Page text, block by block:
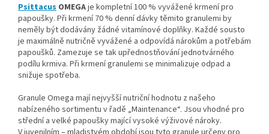
Psittacus OMEGAje kompletní 100 % vyvážené krmení pro
papoušky. Při krmení 70 % denní dávky těmito granulemi by
neměly být dodávány žádné vitamínové doplňky. Každé sousto
je maximálně nutričně vyvážené a odpovídá nárokům a potřebám
papoušků. Zamezuje se tak upřednostňování jednotvárného
podílu krmiva. Při krmení granulemi se minimalizuje odpad a
snižuje spotřeba.
Granule Omega mají nejvyšší nutriční hodnotu z našeho
nabízeného sortimentu v řadě „Maintenance“. Jsou vhodné pro
střední a velké papoušky mající vysoké výživové nároky.